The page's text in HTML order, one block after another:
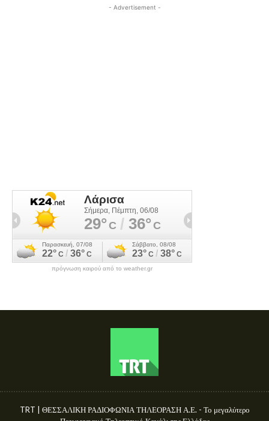
- Advertisement -
πρόγνωση καιρού από το weather.gr
TRT | ΘΕΣΣΑΛΙΚΗ ΡΑΔΙΟΦΩΝΙΑ ΤΗΛΕΟΡΑΣΗ Α.Ε. - Το μεγαλύτερο